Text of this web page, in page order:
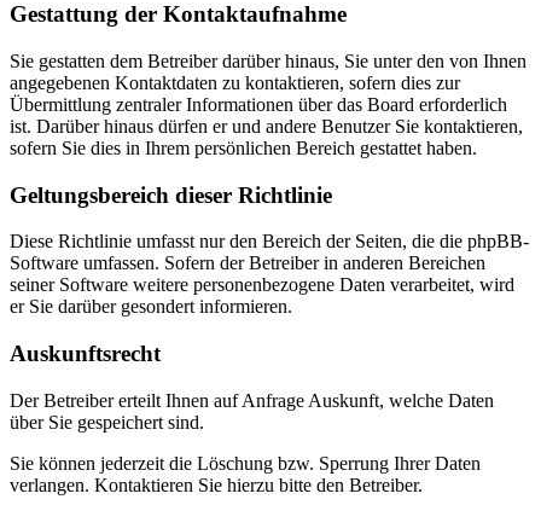
Gestattung der Kontaktaufnahme
Sie gestatten dem Betreiber darüber hinaus, Sie unter den von Ihnen
angegebenen Kontaktdaten zu kontaktieren, sofern dies zur
Übermittlung zentraler Informationen über das Board erforderlich
ist. Darüber hinaus dürfen er und andere Benutzer Sie kontaktieren,
sofern Sie dies in Ihrem persönlichen Bereich gestattet haben.
Geltungsbereich dieser Richtlinie
Diese Richtlinie umfasst nur den Bereich der Seiten, die die phpBB-
Software umfassen. Sofern der Betreiber in anderen Bereichen
seiner Software weitere personenbezogene Daten verarbeitet, wird
er Sie darüber gesondert informieren.
Auskunftsrecht
Der Betreiber erteilt Ihnen auf Anfrage Auskunft, welche Daten
über Sie gespeichert sind.
Sie können jederzeit die Löschung bzw. Sperrung Ihrer Daten
verlangen. Kontaktieren Sie hierzu bitte den Betreiber.